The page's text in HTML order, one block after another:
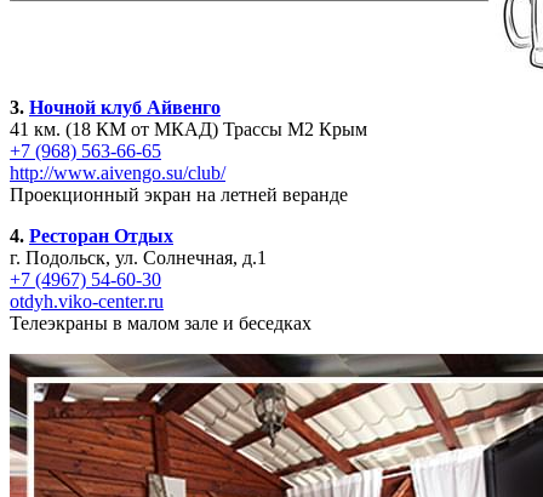
3. Ночной клуб Айвенго
41 км. (18 КМ от МКАД) Трассы М2 Крым
+7 (968) 563-66-65
http://www.aivengo.su/club/
Проекционный экран на летней веранде
4. Ресторан Отдых
г. Подольск, ул. Солнечная, д.1
+7 (4967) 54-60-30
otdyh.viko-center.ru
Телеэкраны в малом зале и беседках